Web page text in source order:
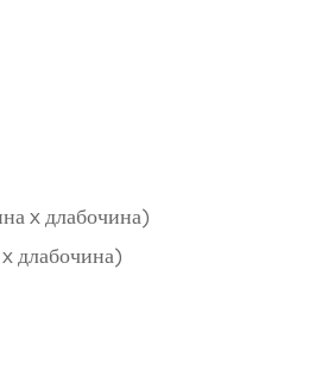
x длабочина)
длабочина)